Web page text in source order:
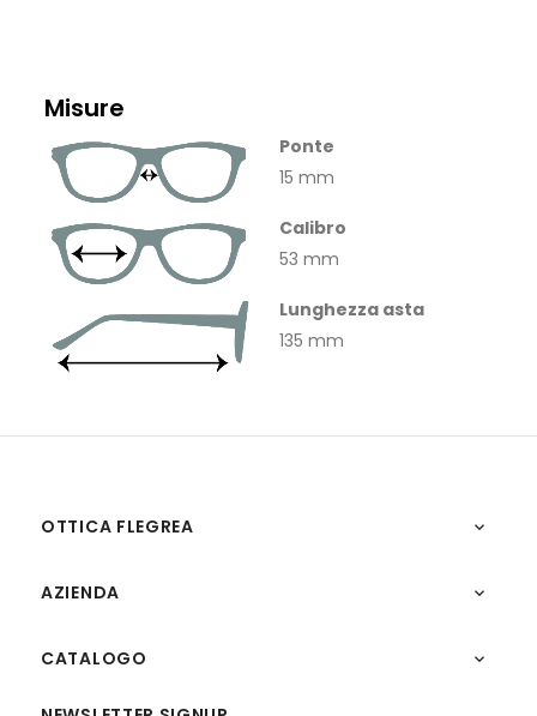
Misure
Ponte
15 mm
Calibro
53 mm
Lunghezza asta
135 mm
OTTICA FLEGREA 
AZIENDA 
CATALOGO 